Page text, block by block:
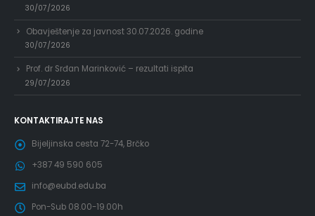
30/07/2026
Obavještenje za javnost 30.07.2026. godine
30/07/2026
Prof. dr Srđan Marinković – rezultati ispita
29/07/2026
KONTAKTIRAJTE NAS
Bijeljinska cesta 72-74, Brčko
+387 49 590 605
info@eubd.edu.ba
Pon-Sub 08.00-19.00h